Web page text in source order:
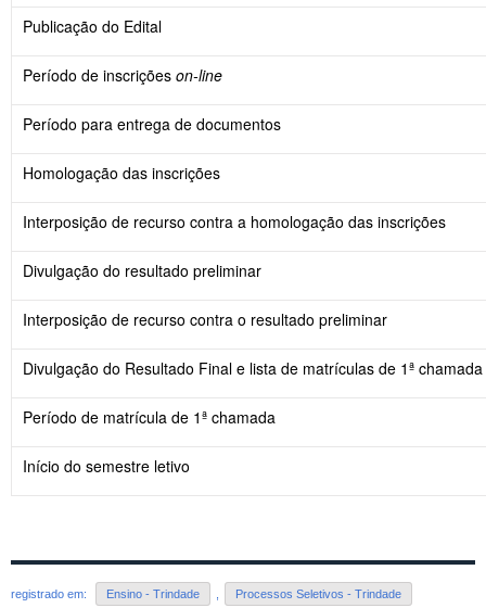
Publicação do Edital
Período de inscrições on-line
Período para entrega de documentos
Homologação das inscrições
Interposição de recurso contra a homologação das inscrições
Divulgação do resultado preliminar
Interposição de recurso contra o resultado preliminar
Divulgação do Resultado Final e lista de matrículas de 1ª chamada
Período de matrícula de 1ª chamada
Início do semestre letivo
registrado em: Ensino - Trindade Processos Seletivos - Trindade